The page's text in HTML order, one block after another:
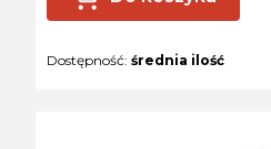
Dostępność: średnia ilość